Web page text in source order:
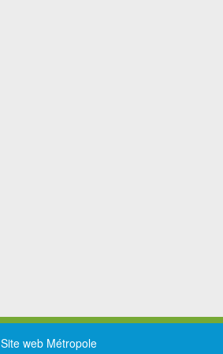
Site web Métropole